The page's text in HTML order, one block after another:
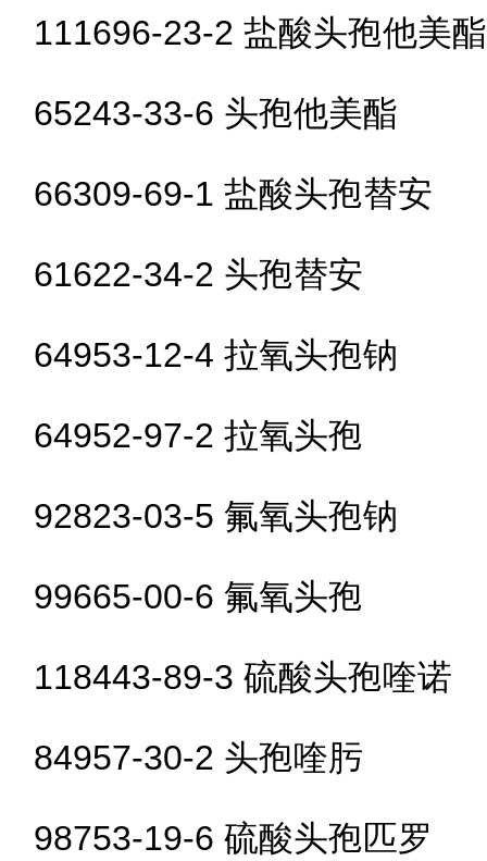
111696-23-2 盐酸头孢他美酯
65243-33-6 头孢他美酯
66309-69-1 盐酸头孢替安
61622-34-2 头孢替安
64953-12-4 拉氧头孢钠
64952-97-2 拉氧头孢
92823-03-5 氟氧头孢钠
99665-00-6 氟氧头孢
118443-89-3 硫酸头孢喹诺
84957-30-2 头孢喹肟
98753-19-6 硫酸头孢匹罗